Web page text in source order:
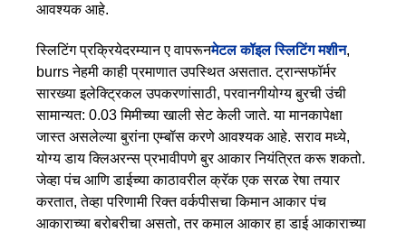
आवश्यक आहे.
स्लिटिंग प्रक्रियेदरम्यान ए वापरूनमेटल कॉइल स्लिटिंग मशीन,
burrs नेहमी काही प्रमाणात उपस्थित असतात. ट्रान्सफॉर्मर
सारख्या इलेक्ट्रिकल उपकरणांसाठी, परवानगीयोग्य बुरची उंची
सामान्यत: 0.03 मिमीच्या खाली सेट केली जाते. या मानकापेक्षा
जास्त असलेल्या बुरांना एम्बॉस करणे आवश्यक आहे. सराव मध्ये,
योग्य डाय क्लिअरन्स प्रभावीपणे बुर आकार नियंत्रित करू शकतो.
जेव्हा पंच आणि डाईच्या काठावरील क्रॅक एक सरळ रेषा तयार
करतात, तेव्हा परिणामी रिक्त वर्कपीसचा किमान आकार पंच
आकाराच्या बरोबरीचा असतो, तर कमाल आकार हा डाई आकाराच्या